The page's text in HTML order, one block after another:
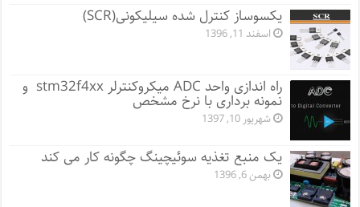
یکسوساز کنترل شده سیلیکونی(SCR)
اسفند 11, 1396
راه اندازی واحد ADC میکروکنترلر stm32f4xx و
نمونه برداری با نرخ مشخص
شهریور 10, 1397
یک منبع تغذیه سوئیچینگ چگونه کار می کند
بهمن 6, 1396